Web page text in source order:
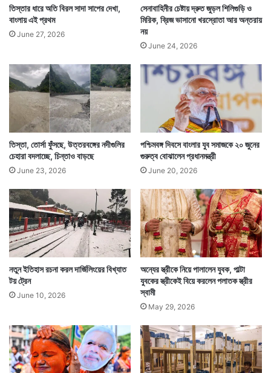
Tags Birbhum West Bengal News
তিস্তার ধারে অতি বিরল সাদা সাপের দেখা,
বাংলায় এই প্রথম
June 27, 2026
সেনাবাহিনীর চেষ্টায় দ্রুত জুড়ল শিলিগুড়ি ও
মিরিক, ব্রিজ ভাসানো খরস্রোতা আর অন্তরায়
নয়
June 24, 2026
তিস্তা, তোর্সা ফুঁসছে, উত্তরবঙ্গের নদীগুলির
চেহারা বদলাচ্ছে, চিন্তাও বাড়ছে
June 23, 2026
পশ্চিমবঙ্গ দিবসে বাংলার যুব সমাজকে ২০ জুনের
গুরুত্ব বোঝালেন প্রধানমন্ত্রী
June 20, 2026
নতুন ইতিহাস রচনা করল দার্জিলিংয়ের বিখ্যাত
টয় ট্রেন
June 10, 2026
অন্যের স্ত্রীকে নিয়ে পালালেন যুবক, পাল্টা
যুবকের স্ত্রীকেই বিয়ে করলেন পলাতক স্ত্রীর
স্বামী
May 29, 2026